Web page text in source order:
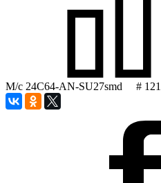
М/с 24C64-AN-SU27smd # 121